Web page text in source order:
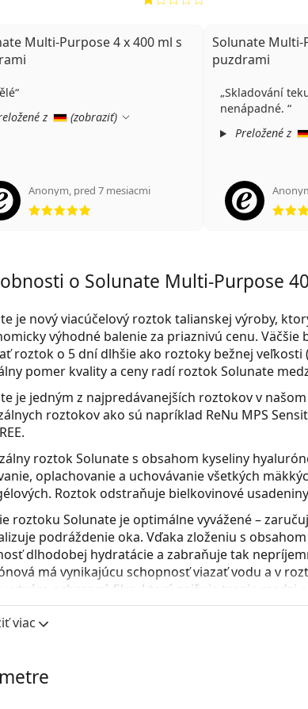
Multi-Purpose 4 x 400 ml s
z
(zobraziť)
Anonym, pred 7 mesiacmi
Solunate Multi-
puzdrami
Skladování
nenápadné.
Preložené z
o Solunate Multi-Purpose
je nový viacúčelový roztok talianskej výroby,
výhodné balenie za priaznivú cenu.
roztok o 5 dní dlhšie ako roztoky bežnej veľkosti
pomer kvality a ceny radí roztok Solunate
je jedným z najpredávanejších roztokov v
roztokov ako sú napríklad ReNu MPS
roztok Solunate s obsahom kyseliny
oplachovanie a uchovávanie všetkých
Roztok odstraňuje bielkovinové
roztoku Solunate je optimálne vyvážené –
podráždenie oka. Vďaka zloženiu s
dlhodobej hydratácie a zabraňuje tak
má vynikajúcu schopnosť viazať vodu a v
vytvára ochranný film, ktorý znižuje trenie medzi
pre podráždené a suché oči. Kontaktné
deň a ich nosenie je ešte pohodlnejšie a
na fľaši roztoku a stáva sa tak jej súčasťou.
a nikdy sa vám na cestách nestratí.
viac